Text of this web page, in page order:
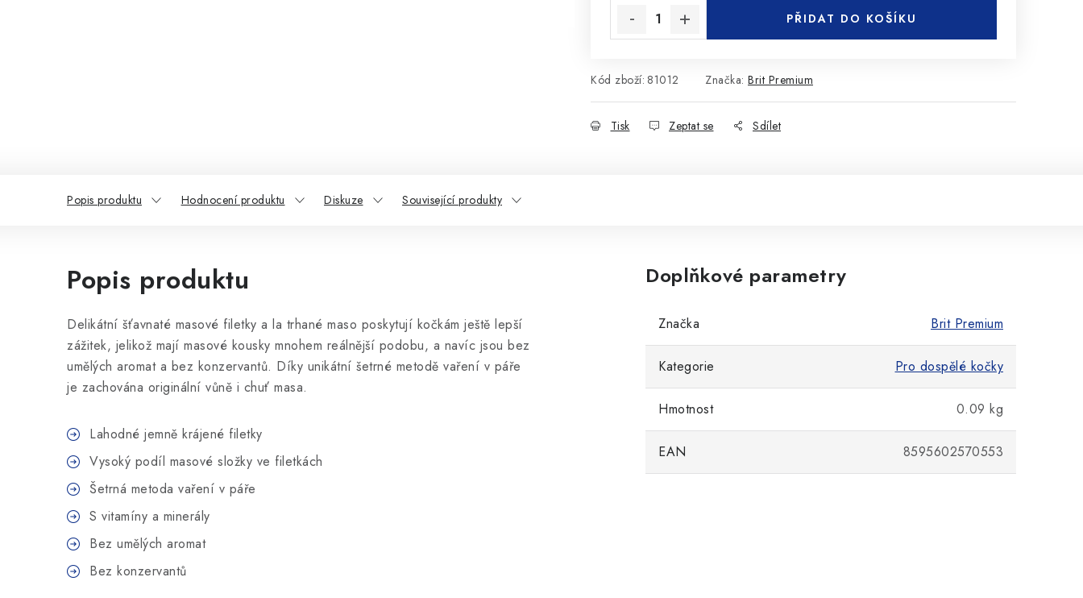
PŘIDAT DO KOŠÍKU
Kód zboží: 81012 Značka: Brit Premium
Tisk Zeptat se Sdílet
Popis produktu Hodnocení produktu Diskuze Související produkty
Popis produktu
Delikátní šťavnaté masové filetky a la trhané maso poskytují kočkám ještě lepší
zážitek, jelikož mají masové kousky mnohem reálnější podobu, a navíc jsou bez
umělých aromat a bez konzervantů. Díky unikátní šetrné metodě vaření v páře
je zachována originální vůně i chuť masa.
Lahodné jemně krájené filetky
Vysoký podíl masové složky ve filetkách
Šetrná metoda vaření v páře
S vitamíny a minerály
Bez umělých aromat
Bez konzervantů
Doplňkové parametry
Značka Brit Premium
Kategorie Pro dospělé kočky
Hmotnost 0.09 kg
EAN 8595602570553